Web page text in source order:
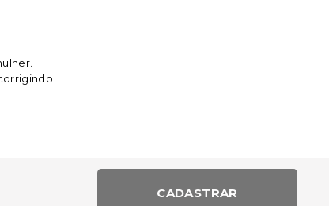
CADASTRAR